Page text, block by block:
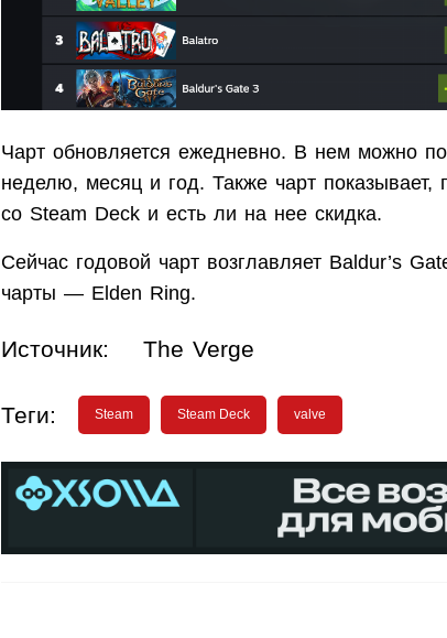
Чарт обновляется ежедневно. В нем можно
неделю, месяц и год. Также чарт показывает,
со Steam Deck и есть ли на нее скидка.
Сейчас годовой чарт возглавляет Baldur’s
чарты — Elden Ring.
Источник: The Verge
Теги: Steam Steam Deck valve